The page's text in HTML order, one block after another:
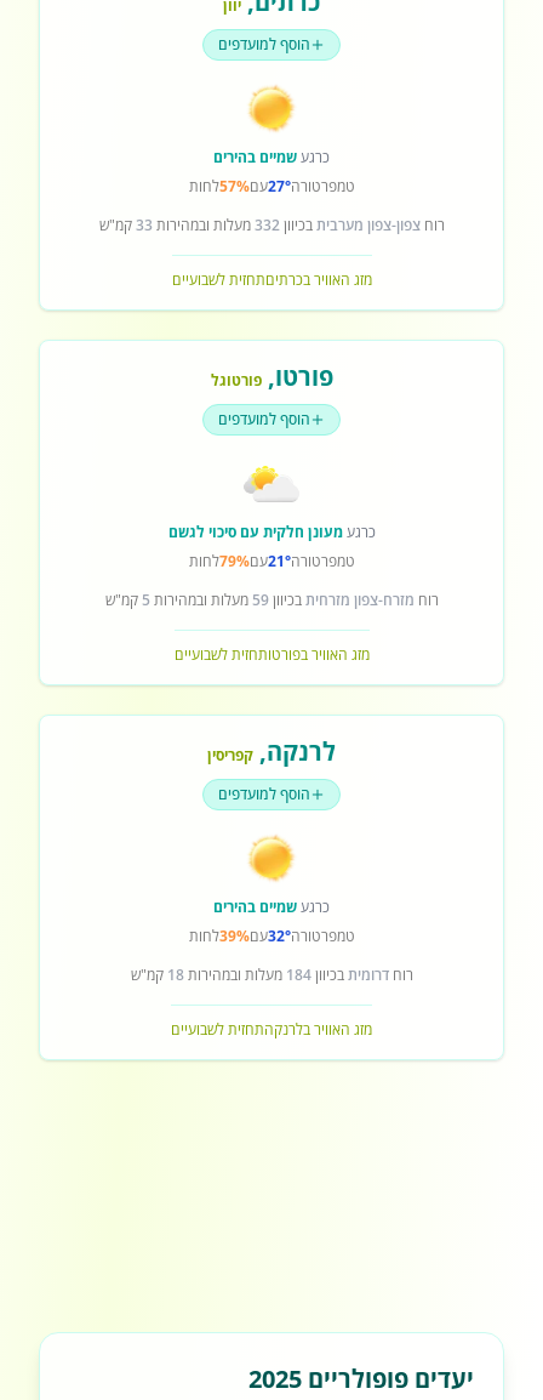
יוון
הוסף למועדפים
כרגעשמיים בהירים
טמפרטורה27°עם57%לחות
רוחצפון-צפון מערביתבכיוון332מעלות ובמהירות 33קמ"ש
מזג האוויר בכרתיםתחזית לשבועיים
פורטו,פורטוגל
הוסף למועדפים
כרגעמעונן חלקית עם סיכוי לגשם
טמפרטורה21°עם79%לחות
רוח מזרח-צפון מזרחיתבכיוון59 מעלות ובמהירות 5 קמ"ש
מזג האוויר בפורטותחזית לשבועיים
לרנקה, קפריסין
הוסף למועדפים
כרגעשמיים בהירים
טמפרטורה32°עם39%לחות
רוחדרומיתבכיוון184 מעלות ובמהירות18 קמ"ש
מזג האוויר בלרנקהתחזית לשבועיים
יעדים פופולריים 2025